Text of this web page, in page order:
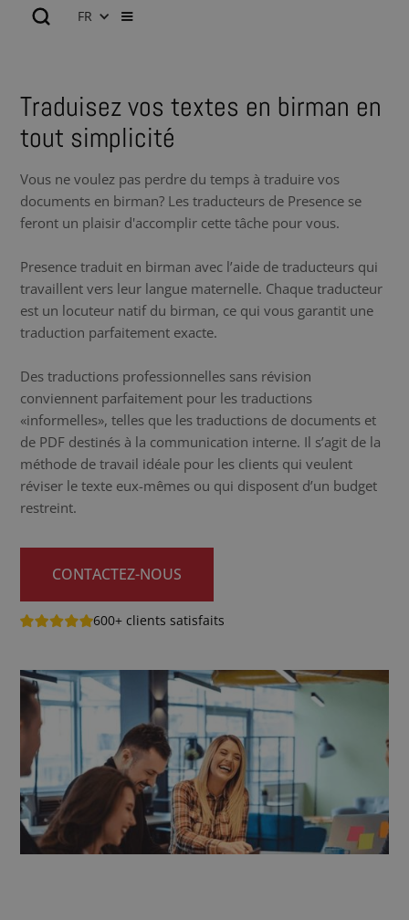
FR
Traduisez vos textes en birman en
tout simplicité
Vous ne voulez pas perdre du temps à traduire vos
documents en birman? Les traducteurs de Presence se
feront un plaisir d'accomplir cette tâche pour vous.
Presence traduit en birman avec l’aide de traducteurs qui
travaillent vers leur langue maternelle. Chaque traducteur
est un locuteur natif du birman, ce qui vous garantit une
traduction parfaitement exacte.
Des traductions professionnelles sans révision
conviennent parfaitement pour les traductions
«informelles», telles que les traductions de documents et
de PDF destinés à la communication interne. Il s’agit de la
méthode de travail idéale pour les clients qui veulent
réviser le texte eux-mêmes ou qui disposent d’un budget
restreint.
CONTACTEZ-NOUS
600+ clients satisfaits